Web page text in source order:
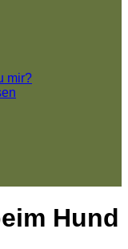
mir?
Hund